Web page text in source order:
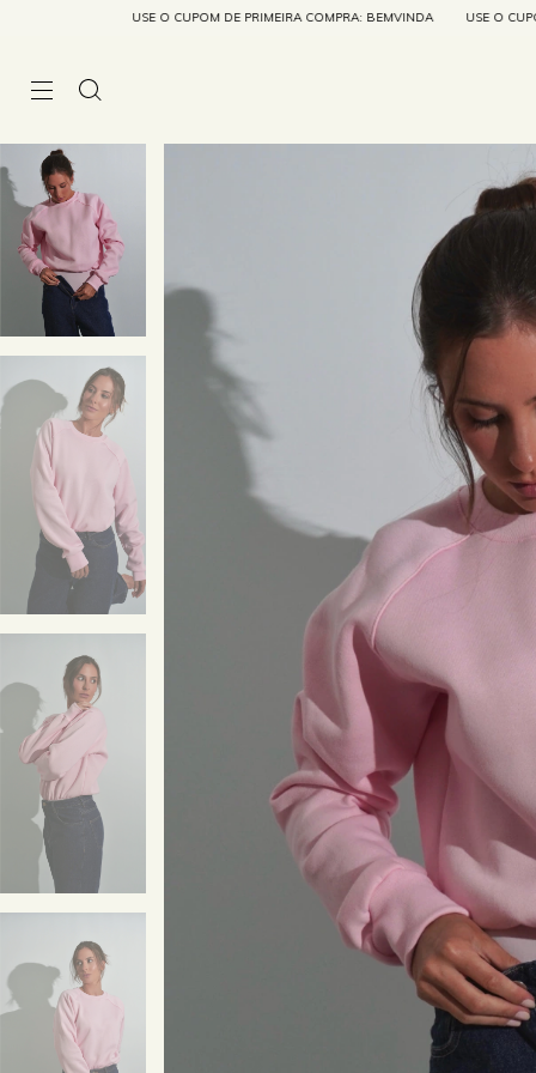
USE O CUPOM DE PRIMEIRA COMPRA: BEMVINDA USE O CUPOM DE PRIMEIRA